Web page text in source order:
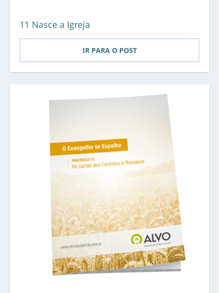
11 Nasce a Igreja
IR PARA O POST